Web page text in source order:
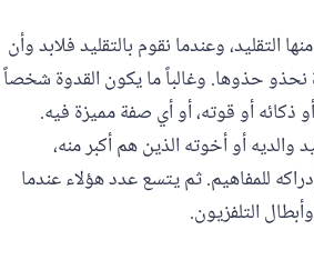
التقليد، وعندما نقوم بالتقليد فلابد وأن
حذوها. وغالباً ما يكون القدوة شخصاً
أو قوته، أو أي صفة مميزة فيه.
والديه أو أخوته الذين هم أكبر منه،
للمفاهيم. ثم يتسع عدد هؤلاء عندما
التلفزيون.